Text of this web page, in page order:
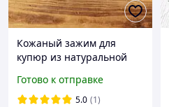
Кожаный зажим для
купюр из натуральной
коричневый с гербом
Украины
Готово к отправке
5.0 (1)